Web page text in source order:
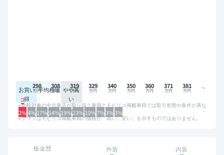
お買い
得
平均相場 やや高
い
2%4%17%14%19%23%10%7%3%3%
298 308 319 329 340 350 360 371 381
比較対象の中古車店が取り扱う車両とモビリコ掲載車両では取引形態や条件が異な
るため、グラフは参考情報です。
グラフはモビリコ掲載車両の価格が「高い、安い」を示すものではありません。
板金歴 外装 内装